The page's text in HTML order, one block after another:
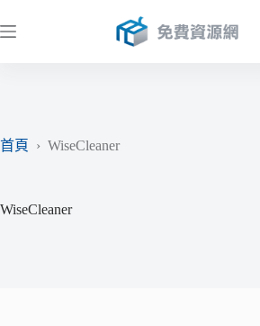
至
首頁
› WiseCleaner
WiseCleaner